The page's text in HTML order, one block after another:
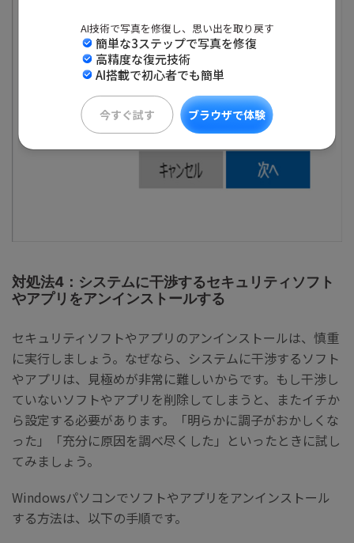
AI技術で写真を修復し、思い出を取り戻す
簡単な3ステップで写真を修復
高精度な復元技術
AI搭載で初心者でも簡単
今すぐ試す ブラウザで体験
対処法4：システムに干渉するセキュリティソフト
やアプリをアンインストールする
セキュリティソフトやアプリのアンインストールは、慎重
に実行しましょう。なぜなら、システムに干渉するソフト
やアプリは、見極めが非常に難しいからです。もし干渉し
ていないソフトやアプリを削除してしまうと、またイチか
ら設定する必要があります。「明らかに調子がおかしくな
った」「充分に原因を調べ尽くした」といったときに試し
てみましょう。
Windowsパソコンでソフトやアプリをアンインストール
する方法は、以下の手順です。